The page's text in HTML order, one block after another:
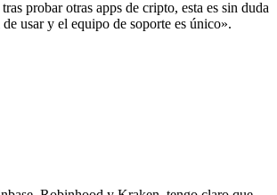
probar otras apps de cripto, esta es sin duda
usar y el equipo de soporte es único».